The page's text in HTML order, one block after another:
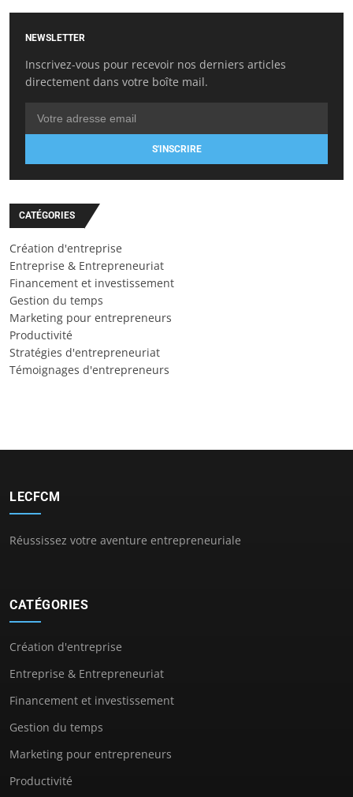
NEWSLETTER
Inscrivez-vous pour recevoir nos derniers articles
directement dans votre boîte mail.
S'INSCRIRE
CATÉGORIES
Création d'entreprise
Entreprise & Entrepreneuriat
Financement et investissement
Gestion du temps
Marketing pour entrepreneurs
Productivité
Stratégies d'entrepreneuriat
Témoignages d'entrepreneurs
LECFCM
Réussissez votre aventure entrepreneuriale
CATÉGORIES
Création d'entreprise
Entreprise & Entrepreneuriat
Financement et investissement
Gestion du temps
Marketing pour entrepreneurs
Productivité